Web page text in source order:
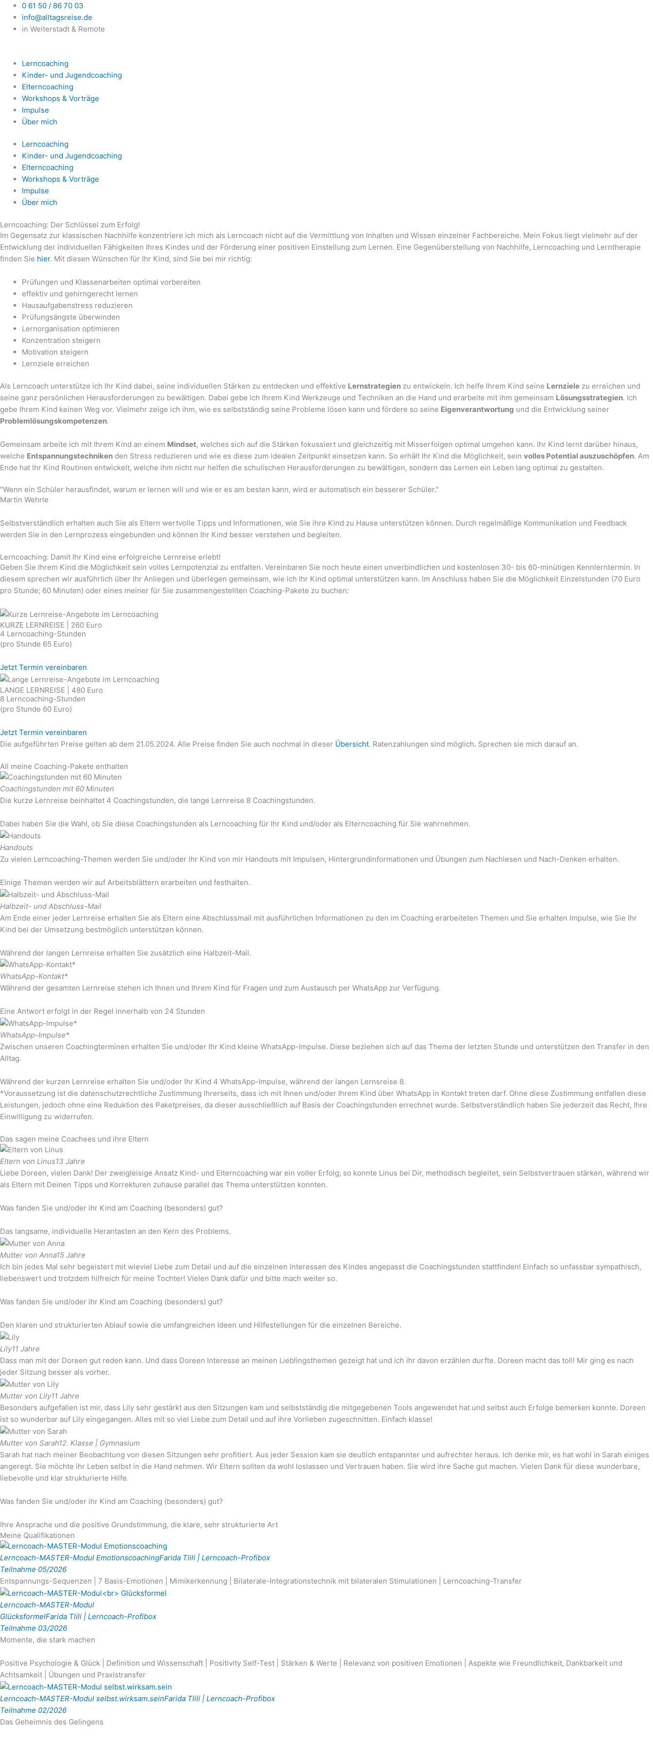
Zum
Inhalt
springen
0 61 50 / 86 70 03
info@alltagsreise.de
in Weiterstadt & Remote
Lerncoaching
Kinder- und Jugendcoaching
Elterncoaching
Workshops & Vorträge
Impulse
Über mich
Lerncoaching
Kinder- und Jugendcoaching
Elterncoaching
Workshops & Vorträge
Impulse
Über mich
Lerncoaching: Der Schlüssel zum Erfolg!
Im Gegensatz zur klassischen Nachhilfe konzentriere ich mich als Lerncoach nicht auf die Vermittlung von Inhalten und Wissen einzelner Fachbereiche. Mein Fokus liegt vielmehr auf der
Entwicklung der individuellen Fähigkeiten Ihres Kindes und der Förderung einer positiven Einstellung zum Lernen. Eine Gegenüberstellung von Nachhilfe, Lerncoaching und Lerntherapie
finden Sie hier. Mit diesen Wünschen für Ihr Kind, sind Sie bei mir richtig:
Prüfungen und Klassenarbeiten optimal vorbereiten
effektiv und gehirngerecht lernen
Hausaufgabenstress reduzieren
Prüfungsängste überwinden
Lernorganisation optimieren
Konzentration steigern
Motivation steigern
Lernziele erreichen
Als Lerncoach unterstütze ich Ihr Kind dabei, seine individuellen Stärken zu entdecken und effektive Lernstrategien zu entwickeln. Ich helfe Ihrem Kind seine Lernziele zu erreichen und
seine ganz persönlichen Herausforderungen zu bewältigen. Dabei gebe ich Ihrem Kind Werkzeuge und Techniken an die Hand und erarbeite mit ihm gemeinsam Lösungsstrategien. Ich
gebe Ihrem Kind keinen Weg vor. Vielmehr zeige ich ihm, wie es selbstständig seine Probleme lösen kann und fördere so seine Eigenverantwortung und die Entwicklung seiner
Problemlösungskompetenzen.
Gemeinsam arbeite ich mit Ihrem Kind an einem Mindset, welches sich auf die Stärken fokussiert und gleichzeitig mit Misserfolgen optimal umgehen kann. Ihr Kind lernt darüber hinaus,
welche Entspannungstechniken den Stress reduzieren und wie es diese zum idealen Zeitpunkt einsetzen kann. So erhält Ihr Kind die Möglichkeit, sein volles Potential auszuschöpfen. Am
Ende hat Ihr Kind Routinen entwickelt, welche ihm nicht nur helfen die schulischen Herausforderungen zu bewältigen, sondern das Lernen ein Leben lang optimal zu gestalten.
"Wenn ein Schüler herausfindet, warum er lernen will und wie er es am besten kann, wird er automatisch ein besserer Schüler."
Martin Wehrle
Selbstverständlich erhalten auch Sie als Eltern wertvolle Tipps und Informationen, wie Sie ihre Kind zu Hause unterstützen können. Durch regelmäßige Kommunikation und Feedback
werden Sie in den Lernprozess eingebunden und können Ihr Kind besser verstehen und begleiten.
Lerncoaching: Damit Ihr Kind eine erfolgreiche Lernreise erlebt!
Geben Sie Ihrem Kind die Möglichkeit sein volles Lernpotenzial zu entfalten. Vereinbaren Sie noch heute einen unverbindlichen und kostenlosen 30- bis 60-minütigen Kennlerntermin. In
diesem sprechen wir ausführlich über Ihr Anliegen und überlegen gemeinsam, wie ich Ihr Kind optimal unterstützen kann. Im Anschluss haben Sie die Möglichkeit Einzelstunden (70 Euro
pro Stunde; 60 Minuten) oder eines meiner für Sie zusammengestellten Coaching-Pakete zu buchen:
KURZE LERNREISE | 260 Euro
4 Lerncoaching-Stunden
(pro Stunde 65 Euro)
Jetzt Termin vereinbaren
LANGE LERNREISE | 480 Euro
8 Lerncoaching-Stunden
(pro Stunde 60 Euro)
Jetzt Termin vereinbaren
Die aufgeführten Preise gelten ab dem 21.05.2024. Alle Preise finden Sie auch nochmal in dieser Übersicht. Ratenzahlungen sind möglich. Sprechen sie mich darauf an.
All meine Coaching-Pakete enthalten
Coachingstunden mit 60 Minuten
Die kurze Lernreise beinhaltet 4 Coachingstunden, die lange Lernreise 8 Coachingstunden.
Dabei haben Sie die Wahl, ob Sie diese Coachingstunden als Lerncoaching für Ihr Kind und/oder als Elterncoaching für Sie wahrnehmen.
Handouts
Zu vielen Lerncoaching-Themen werden Sie und/oder Ihr Kind von mir Handouts mit Impulsen, Hintergrundinformationen und Übungen zum Nachlesen und Nach-Denken erhalten.
Einige Themen werden wir auf Arbeitsblättern erarbeiten und festhalten.
Halbzeit- und Abschluss-Mail
Am Ende einer jeder Lernreise erhalten Sie als Eltern eine Abschlussmail mit ausführlichen Informationen zu den im Coaching erarbeiteten Themen und Sie erhalten Impulse, wie Sie Ihr
Kind bei der Umsetzung bestmöglich unterstützen können.
Während der langen Lernreise erhalten Sie zusätzlich eine Halbzeit-Mail.
WhatsApp-Kontakt*
Während der gesamten Lernreise stehen ich Ihnen und Ihrem Kind für Fragen und zum Austausch per WhatsApp zur Verfügung.
Eine Antwort erfolgt in der Regel innerhalb von 24 Stunden
WhatsApp-Impulse*
Zwischen unseren Coachingterminen erhalten Sie und/oder Ihr Kind kleine WhatsApp-Impulse. Diese beziehen sich auf das Thema der letzten Stunde und unterstützen den Transfer in den
Alltag.
Während der kurzen Lernreise erhalten Sie und/oder Ihr Kind 4 WhatsApp-Impulse, während der langen Lernsreise 8.
*Voraussetzung ist die datenschutzrechtliche Zustimmung Ihrerseits, dass ich mit Ihnen und/oder Ihrem Kind über WhatsApp in Kontakt treten darf. Ohne diese Zustimmung entfallen diese
Leistungen, jedoch ohne eine Reduktion des Paketpreises, da dieser ausschließlich auf Basis der Coachingstunden errechnet wurde. Selbstverständlich haben Sie jederzeit das Recht, Ihre
Einwilligung zu widerrufen.
Das sagen meine Coachees und ihre Eltern
Eltern von Linus13 Jahre
Liebe Doreen, vielen Dank! Der zweigleisige Ansatz Kind- und Elterncoaching war ein voller Erfolg; so konnte Linus bei Dir, methodisch begleitet, sein Selbstvertrauen stärken, während wir
als Eltern mit Deinen Tipps und Korrekturen zuhause parallel das Thema unterstützen konnten.
Was fanden Sie und/oder ihr Kind am Coaching (besonders) gut?
Das langsame, individuelle Herantasten an den Kern des Problems.
Mutter von Anna15 Jahre
Ich bin jedes Mal sehr begeistert mit wieviel Liebe zum Detail und auf die einzelnen Interessen des Kindes angepasst die Coachingstunden stattfinden! Einfach so unfassbar sympathisch,
liebenswert und trotzdem hilfreich für meine Tochter! Vielen Dank dafür und bitte mach weiter so.
Was fanden Sie und/oder ihr Kind am Coaching (besonders) gut?
Den klaren und strukturierten Ablauf sowie die umfangreichen Ideen und Hilfestellungen für die einzelnen Bereiche.
Lily11 Jahre
Dass man mit der Doreen gut reden kann. Und dass Doreen Interesse an meinen Lieblingsthemen gezeigt hat und ich ihr davon erzählen durfte. Doreen macht das toll! Mir ging es nach
jeder Sitzung besser als vorher.
Mutter von Lily11 Jahre
Besonders aufgefallen ist mir, dass Lily sehr gestärkt aus den Sitzungen kam und selbstständig die mitgegebenen Tools angewendet hat und selbst auch Erfolge bemerken konnte. Doreen
ist so wunderbar auf Lily eingegangen. Alles mit so viel Liebe zum Detail und auf ihre Vorlieben zugeschnitten. Einfach klasse!
Mutter von Sarah12. Klasse | Gymnasium
Sarah hat nach meiner Beobachtung von diesen Sitzungen sehr profitiert. Aus jeder Session kam sie deutlich entspannter und aufrechter heraus. Ich denke mir, es hat wohl in Sarah einiges
angeregt. Sie möchte ihr Leben selbst in die Hand nehmen. Wir Eltern sollten da wohl loslassen und Vertrauen haben. Sie wird ihre Sache gut machen. Vielen Dank für diese wunderbare,
liebevolle und klar strukturierte Hilfe.
Was fanden Sie und/oder ihr Kind am Coaching (besonders) gut?
Ihre Ansprache und die positive Grundstimmung, die klare, sehr strukturierte Art
Meine Qualifikationen
Lerncoach-MASTER-Modul EmotionscoachingFarida Tlili | Lerncoach-Profibox
Teilnahme 05/2026
Entspannungs-Sequenzen | 7 Basis-Emotionen | Mimikerkennung | Bilaterale-Integrationstechnik mit bilateralen Stimulationen | Lerncoaching-Transfer
Lerncoach-MASTER-Modul
GlücksformelFarida Tlili | Lerncoach-Profibox
Teilnahme 03/2026
Momente, die stark machen
Positive Psychologie & Glück | Definition und Wissenschaft | Positivity Self-Test | Stärken & Werte | Relevanz von positiven Emotionen | Aspekte wie Freundlichkeit, Dankbarkeit und
Achtsamkeit | Übungen und Praxistransfer
Lerncoach-MASTER-Modul selbst.wirksam.seinFarida Tlili | Lerncoach-Profibox
Teilnahme 02/2026
Das Geheimnis des Gelingens